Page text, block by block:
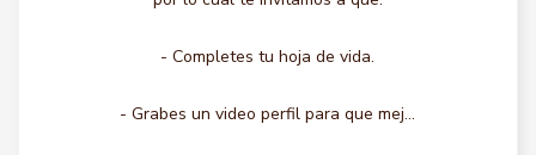
- Completes tu hoja de vida.
- Grabes un video perfil para que mej...